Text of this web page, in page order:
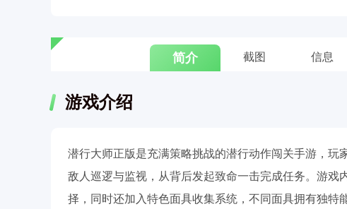
简介 截图 信息
游戏介绍
潜行大师正版是充满策略挑战的潜行动作闯关手游，
敌人巡逻与监视，从背后发起致命一击完成任务。游
择，同时还加入特色面具收集系统，不同面具拥有独特